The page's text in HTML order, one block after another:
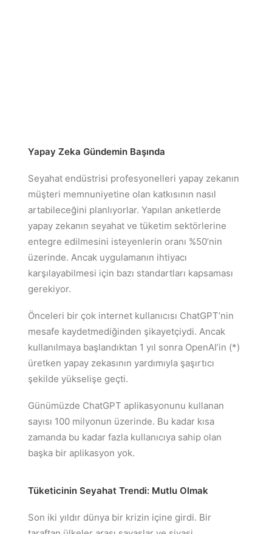
Yapay Zeka Gündemin Başında
Seyahat endüstrisi profesyonelleri yapay zekanın
müşteri memnuniyetine olan katkısının nasıl
artabileceğini planlıyorlar. Yapılan anketlerde
yapay zekanın seyahat ve tüketim sektörlerine
entegre edilmesini isteyenlerin oranı %50’nin
üzerinde. Ancak uygulamanın ihtiyacı
karşılayabilmesi için bazı standartları kapsaması
gerekiyor.
Önceleri bir çok internet kullanıcısı ChatGPT’nin
mesafe kaydetmediğinden şikayetçiydi. Ancak
kullanılmaya başlandıktan 1 yıl sonra OpenAI’in (*)
üretken yapay zekasının yardımıyla şaşırtıcı
şekilde yükselişe geçti.
Günümüzde ChatGPT aplikasyonunu kullanan
sayısı 100 milyonun üzerinde. Bu kadar kısa
zamanda bu kadar fazla kullanıcıya sahip olan
başka bir aplikasyon yok.
Tüketicinin Seyahat Trendi: Mutlu Olmak
Son iki yıldır dünya bir krizin içine girdi. Bir